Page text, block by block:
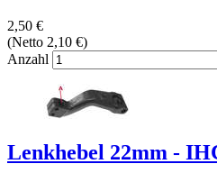
2,50 €
(Netto 2,10 €)
Anzahl
Lenkhebel 22mm -